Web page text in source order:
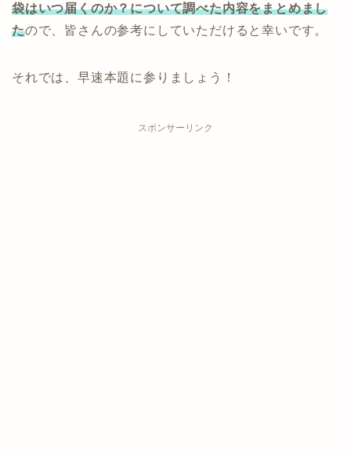
袋はいつ届くのか？について調べた内容をまとめまし
たので、皆さんの参考にしていただけると幸いです。
それでは、早速本題に参りましょう！
スポンサーリンク